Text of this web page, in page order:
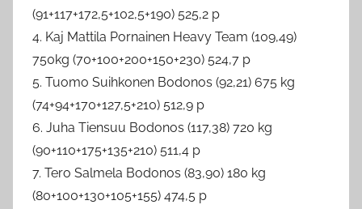
(91+117+172,5+102,5+190) 525,2 p
4. Kaj Mattila Pornainen Heavy Team (109,49)
750kg (70+100+200+150+230) 524,7 p
5. Tuomo Suihkonen Bodonos (92,21) 675 kg
(74+94+170+127,5+210) 512,9 p
6. Juha Tiensuu Bodonos (117,38) 720 kg
(90+110+175+135+210) 511,4 p
7. Tero Salmela Bodonos (83,90) 180 kg
(80+100+130+105+155) 474,5 p